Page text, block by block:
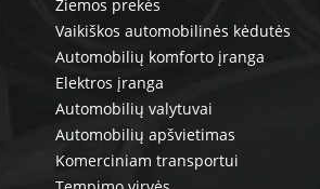
Žiemos prekės
Vaikiškos automobilinės kėdutės
Automobilių komforto įranga
Elektros įranga
Automobilių valytuvai
Automobilių apšvietimas
Komerciniam transportui